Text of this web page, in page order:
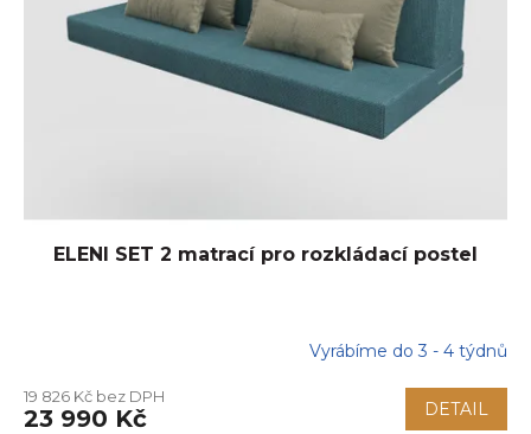
ELENI SET 2 matrací pro rozkládací postel
Vyrábíme do 3 - 4 týdnů
19 826 Kč bez DPH
23 990 Kč DETAIL